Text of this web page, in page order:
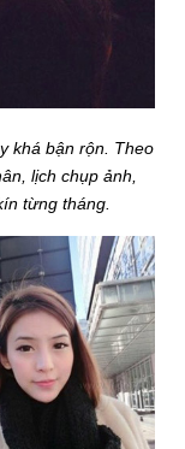
khá bận rộn. Theo
lịch chụp ảnh,
từng tháng.